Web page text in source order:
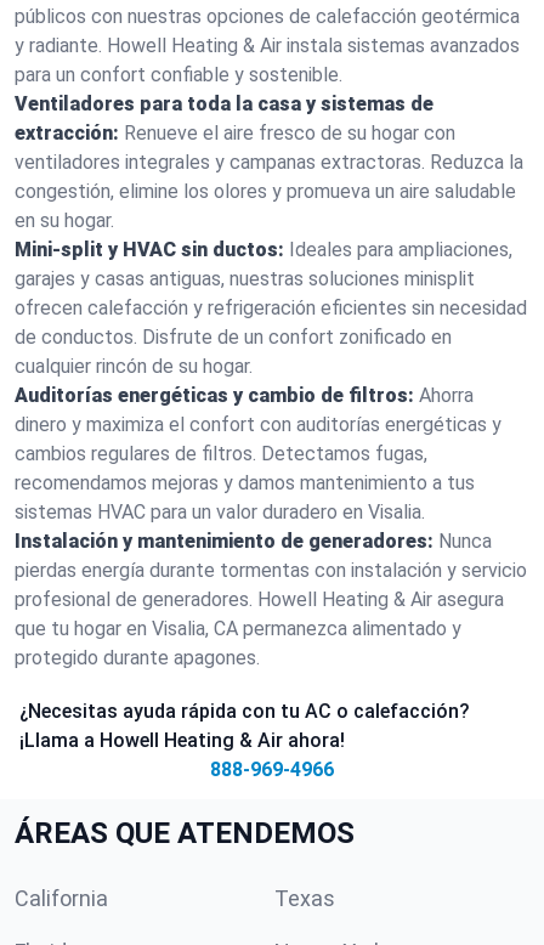
públicos con nuestras opciones de calefacción geotérmica
y radiante. Howell Heating & Air instala sistemas avanzados
para un confort confiable y sostenible.
Ventiladores para toda la casa y sistemas de
extracción: Renueve el aire fresco de su hogar con
ventiladores integrales y campanas extractoras. Reduzca la
congestión, elimine los olores y promueva un aire saludable
en su hogar.
Mini-split y HVAC sin ductos: Ideales para ampliaciones,
garajes y casas antiguas, nuestras soluciones minisplit
ofrecen calefacción y refrigeración eficientes sin necesidad
de conductos. Disfrute de un confort zonificado en
cualquier rincón de su hogar.
Auditorías energéticas y cambio de filtros: Ahorra
dinero y maximiza el confort con auditorías energéticas y
cambios regulares de filtros. Detectamos fugas,
recomendamos mejoras y damos mantenimiento a tus
sistemas HVAC para un valor duradero en Visalia.
Instalación y mantenimiento de generadores: Nunca
pierdas energía durante tormentas con instalación y servicio
profesional de generadores. Howell Heating & Air asegura
que tu hogar en Visalia, CA permanezca alimentado y
protegido durante apagones.
¿Necesitas ayuda rápida con tu AC o calefacción?
¡Llama a Howell Heating & Air ahora!
888-969-4966
ÁREAS QUE ATENDEMOS
California Texas